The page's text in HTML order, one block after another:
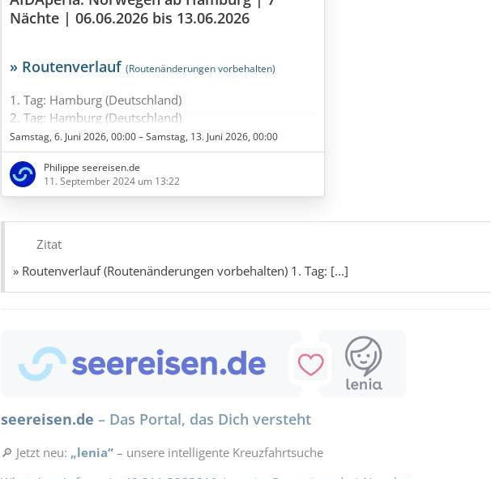
Nächte | 06.06.2026 bis 13.06.2026
» Routenverlauf (Routenänderungen vorbehalten)
1. Tag: Hamburg (Deutschland)
2. Tag: Hamburg (Deutschland)
3. Tag: Seetag
4. Tag: Haugesund (Norwegen)
5. Tag: Ålesund (Norwegen)
6. Tag: Stavanger (Norwegen)
8. Tag: Hamburg (Deutschland)
Ausflugstipps Reiseversicherung Mietwagen
Samstag, 6. Juni 2026, 00:00 – Samstag, 13. Juni 2026, 00:00
Philippe seereisen.de
11. September 2024 um 13:22
Zitat
» Routenverlauf (Routenänderungen vorbehalten) 1. Tag: [...]
seereisen.de – Das Portal, das Dich versteht
🔎 Jetzt neu: „lenia“ – unsere intelligente Kreuzfahrtsuche